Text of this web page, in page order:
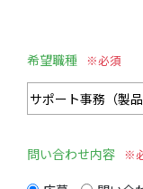
希望職種
問い合わせ内容